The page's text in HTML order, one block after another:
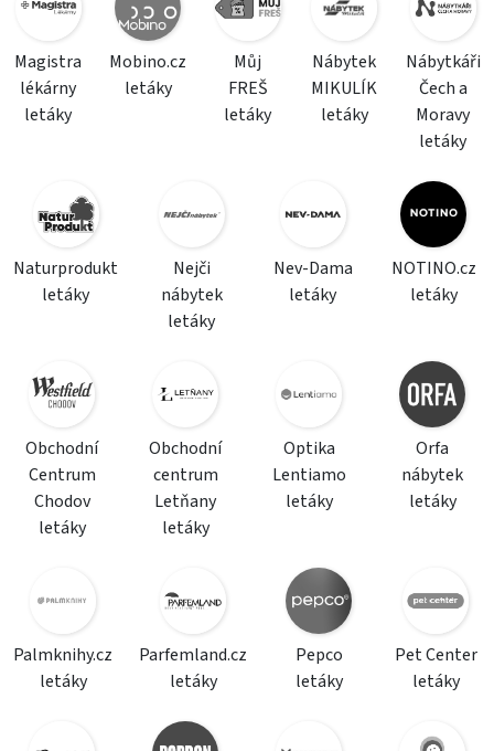
Magistra
lékárny
letáky
Mobino.cz
letáky
Můj
FREŠ
letáky
Nábytek
MIKULÍK
letáky
Nábytkáři
Čech a
Moravy
letáky
Naturprodukt
letáky
Nejči
nábytek
letáky
Nev-Dama
letáky
NOTINO.cz
letáky
Obchodní
Centrum
Chodov
letáky
Obchodní
centrum
Letňany
letáky
Optika
Lentiamo
letáky
Orfa
nábytek
letáky
Palmknihy.cz
letáky
Parfemland.cz
letáky
Pepco
letáky
Pet Center
letáky